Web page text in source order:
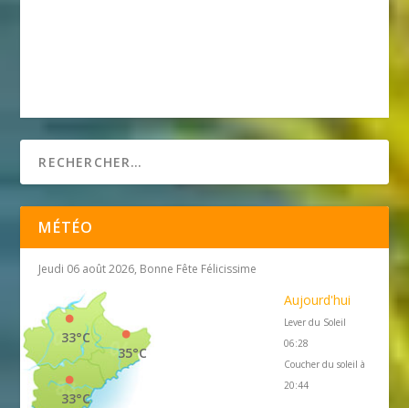
MÉTÉO
Jeudi 06 août 2026, Bonne Fête Félicissime
35°C
33°C
33°C
Aujourd'hui
Lever du Soleil
06:28
Coucher du soleil à
20:44